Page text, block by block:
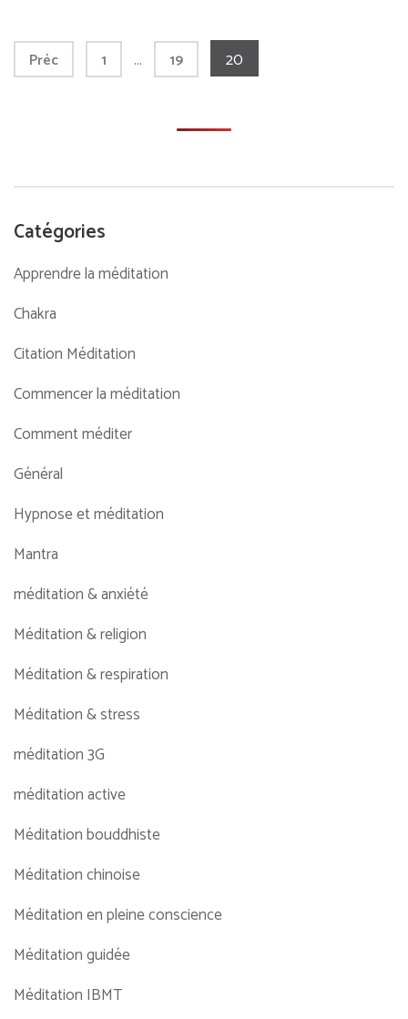
Pagination
des
Préc Page
1 … Page
19 Page
20
Catégories
Apprendre la méditation
Chakra
Citation Méditation
Commencer la méditation
Comment méditer
Général
Hypnose et méditation
Mantra
méditation & anxiété
Méditation & religion
Méditation & respiration
Méditation & stress
méditation 3G
méditation active
Méditation bouddhiste
Méditation chinoise
Méditation en pleine conscience
Méditation guidée
Méditation IBMT